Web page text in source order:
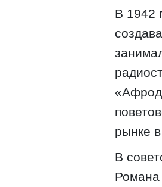
В 1942
рынке
В
Романа